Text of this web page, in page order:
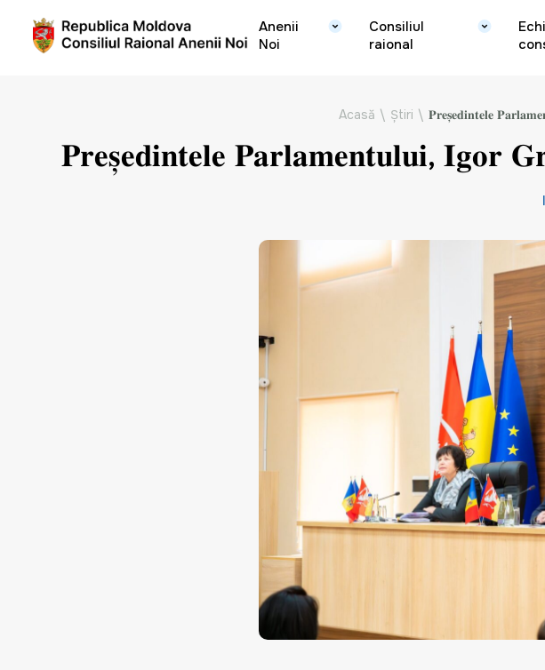
Anenii
Noi
Consiliul
raional
Acasă \ Știri \ 𝐏𝐫𝐞𝐬̦𝐞𝐝𝐢𝐧𝐭𝐞𝐥𝐞
𝐏𝐫𝐞𝐬̦𝐞𝐝𝐢𝐧𝐭𝐞𝐥𝐞 𝐏𝐚𝐫𝐥𝐚𝐦𝐞𝐧𝐭𝐮𝐥𝐮𝐢, 𝐈𝐠𝐨𝐫